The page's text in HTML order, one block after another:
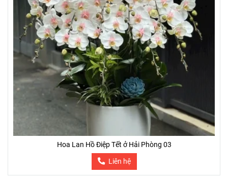
Hoa Lan Hồ Điệp Tết ở Hải Phòng 03
Liên hệ